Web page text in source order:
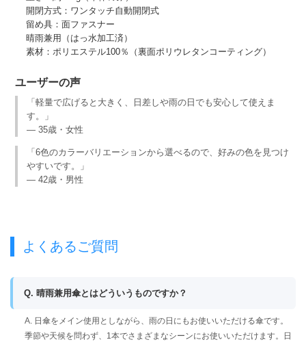
開閉方式：ワンタッチ自動開閉式
留め具：面ファスナー
晴雨兼用（はっ水加工済）
素材：ポリエステル100％（裏面ポリウレタンコーティング）
ユーザーの声
「軽量で広げると大きく、日差しや雨の日でも安心して使えま
す。」
— 35歳・女性
「6色のカラーバリエーションから選べるので、好みの色を見つけ
やすいです。」
— 42歳・男性
よくあるご質問
Q. 晴雨兼用傘とはどういうものですか？
A. 日傘をメイン使用としながら、雨の日にもお使いいただける傘です。
季節や天候を問わず、1本でさまざまなシーンにお使いいただけます。日